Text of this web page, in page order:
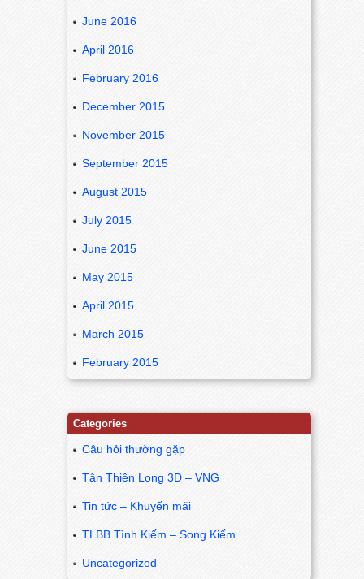
June 2016
April 2016
February 2016
December 2015
November 2015
September 2015
August 2015
July 2015
June 2015
May 2015
April 2015
March 2015
February 2015
Categories
Câu hỏi thường gặp
Tân Thiên Long 3D – VNG
Tin tức – Khuyến mãi
TLBB Tình Kiếm – Song Kiếm
Uncategorized